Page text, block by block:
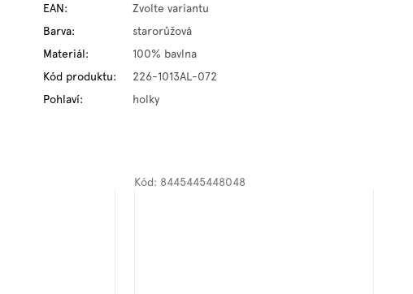
EAN:
Zvolte variantu
Barva:
starorůžová
Materiál:
100% bavlna
Kód produktu:
226-1013AL-072
Pohlaví: holky
Kód: 8445445448048